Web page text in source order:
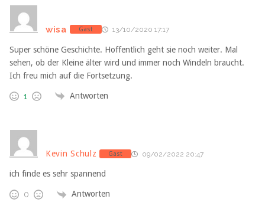
wisa Gast 13/10/2020 17:17
Super schöne Geschichte. Hoffentlich geht sie noch weiter. Mal
sehen, ob der Kleine älter wird und immer noch Windeln braucht.
Ich freu mich auf die Fortsetzung.
1 Antworten
Kevin Schulz Gast 09/02/2022 20:47
ich finde es sehr spannend
0 Antworten